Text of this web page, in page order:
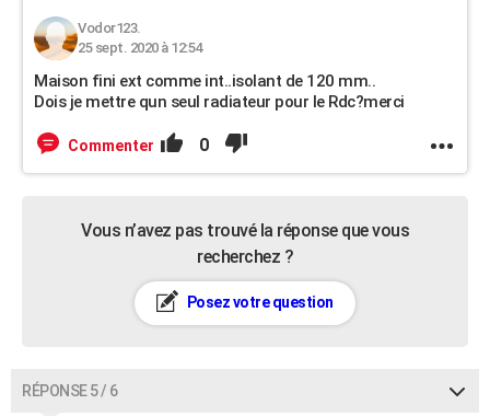
Vodor123.
25 sept. 2020 à 12:54
Maison fini ext comme int..isolant de 120 mm..
Dois je mettre qun seul radiateur pour le Rdc?merci
Commenter 0
Vous n’avez pas trouvé la réponse que vous
recherchez ?
Posez votre question
RÉPONSE 5 / 6